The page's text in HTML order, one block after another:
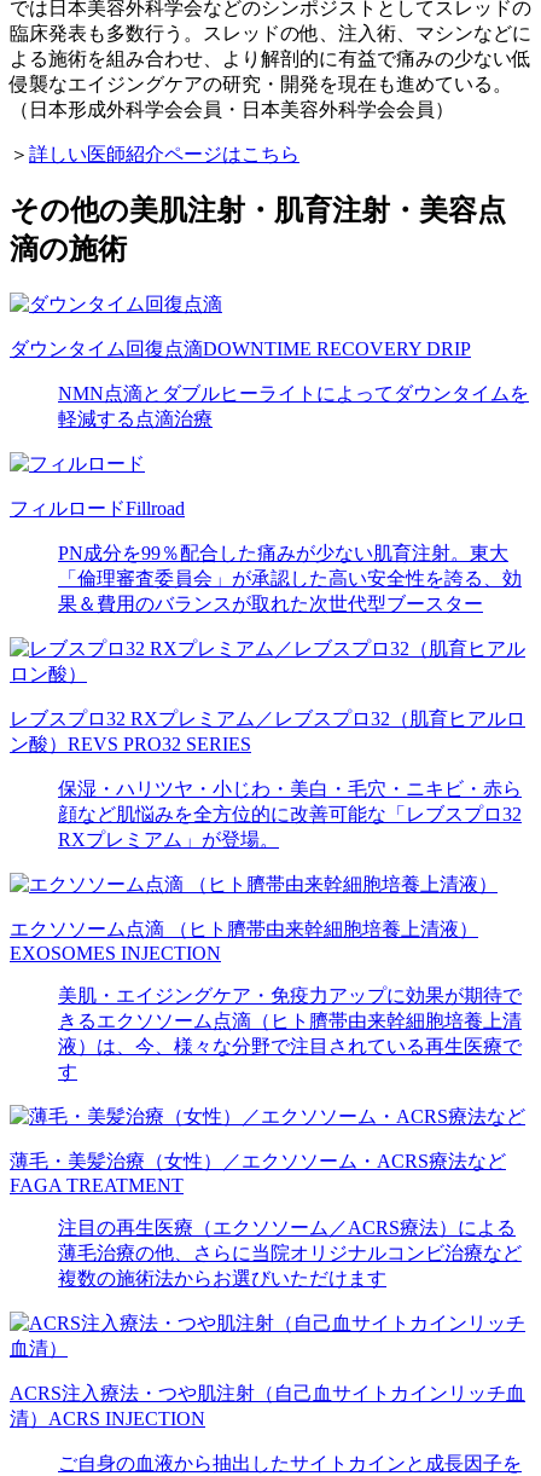
では日本美容外科学会などのシンポジストとしてスレッドの
臨床発表も多数行う。スレッドの他、注入術、マシンなどに
よる施術を組み合わせ、より解剖的に有益で痛みの少ない低
侵襲なエイジングケアの研究・開発を現在も進めている。
（日本形成外科学会会員・日本美容外科学会会員）
＞ 詳しい医師紹介ページはこちら
その他の美肌注射・肌育注射・美容点
滴の施術
ダウンタイム回復点滴DOWNTIME RECOVERY DRIP
NMN点滴とダブルヒーライトによってダウンタイムを
軽減する点滴治療
フィルロードFillroad
PN成分を99％配合した痛みが少ない肌育注射。東大
「倫理審査委員会」が承認した高い安全性を誇る、効
果＆費用のバランスが取れた次世代型ブースター
レブスプロ32 RXプレミアム／レブスプロ32（肌育ヒアルロ
ン酸） REVS PRO32 SERIES
保湿・ハリツヤ・小じわ・美白・毛穴・ニキビ・赤ら
顔など肌悩みを全方位的に改善可能な「レブスプロ32
RXプレミアム」が登場。
エクソソーム点滴 （ヒト臍帯由来幹細胞培養上清液）
EXOSOMES INJECTION
美肌・エイジングケア・免疫力アップに効果が期待で
きるエクソソーム点滴（ヒト臍帯由来幹細胞培養上清
液）は、今、様々な分野で注目されている再生医療で
す
薄毛・美髪治療（女性）／エクソソーム・ACRS療法など
FAGA TREATMENT
注目の再生医療（エクソソーム／ACRS療法）による
薄毛治療の他、さらに当院オリジナルコンビ治療など
複数の施術法からお選びいただけます
ACRS注入療法・つや肌注射（自己血サイトカインリッチ血
清） ACRS INJECTION
ご自身の血液から抽出したサイトカインと成長因子を